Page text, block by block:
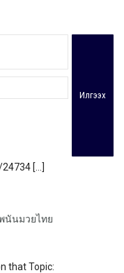
Илгээх
[…]
นันมวยไทย
that Topic: